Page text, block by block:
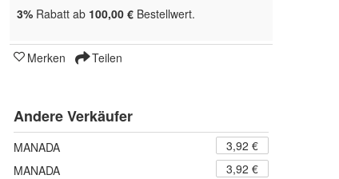
3% Rabatt ab 100,00 € Bestellwert.
Merken Teilen
Andere Verkäufer
MANADA
3,92 €
MANADA
3,92 €